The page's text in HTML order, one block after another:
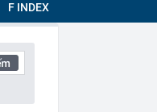
F INDEX